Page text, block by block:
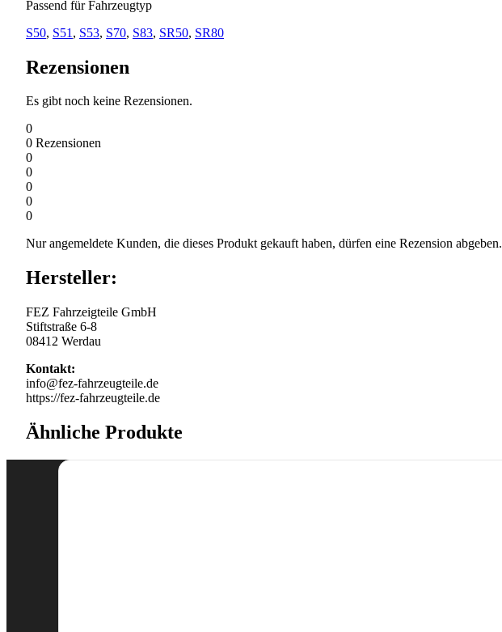
Passend für Fahrzeugtyp
S50, S51 , S53, S70, S83, SR50, SR80
Rezensionen
Es gibt noch keine Rezensionen.
0
0 Rezensionen
0
0
0
0
0
Nur angemeldete Kunden, die dieses Produkt gekauft haben, dürfen eine Rezension abgeben.
Hersteller:
FEZ Fahrzeigteile GmbH
Stiftstraße 6-8
08412 Werdau
Kontakt:
info@fez-fahrzeugteile.de
https://fez-fahrzeugteile.de
Ähnliche Produkte